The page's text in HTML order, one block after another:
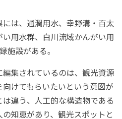
は、通潤用水、幸野溝・百太
用水群、白川流域かんがい用
施設がある。
集されているのは、観光資源
けてもらいたいという意図が
違う、人工的な構造物である
知恵があり、観光スポットと